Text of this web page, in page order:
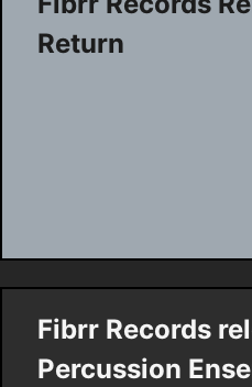
Return
Fibrr Records
Percussion